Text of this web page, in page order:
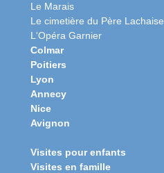
Le Marais
Le cimetière du Père Lachaise
L'Opéra Garnier
Colmar
Poitiers
Lyon
Annecy
Nice
Avignon
Visites pour enfants
Visites en famille